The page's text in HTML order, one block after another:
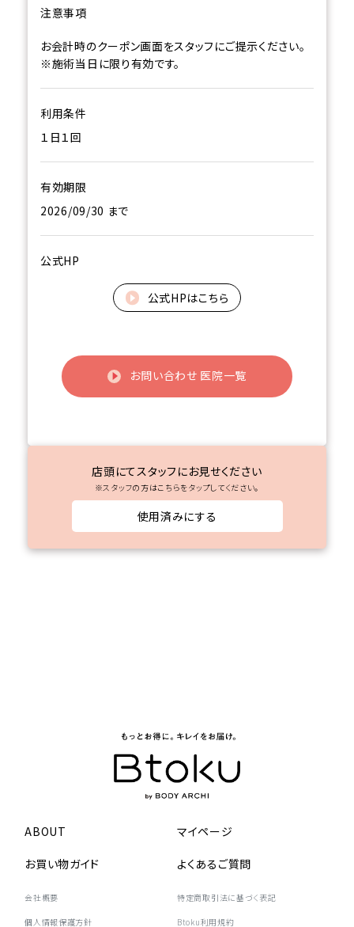
注意事項
お会計時のクーポン画面をスタッフにご提示ください。
※施術当日に限り有効です。
利用条件
１日１回
有効期限
2026/09/30 まで
公式HP
公式HPはこちら
お問い合わせ 医院一覧
店頭にてスタッフにお見せください
※スタッフの方はこちらをタップしてください。
使用済みにする
ABOUT マイページ
お買い物ガイド よくあるご質問
会社概要 特定商取引法に基づく表記
個人情報保護方針 Btoku利用規約